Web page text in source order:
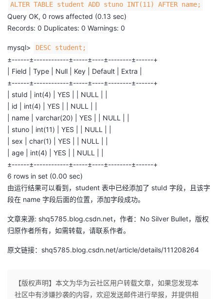
ALTER TABLE student ADD stuno INT(11) AFTER name;
Query OK, 0 rows affected (0.13 sec)
Records: 0 Duplicates: 0 Warnings: 0
mysql> DESC student;
±------±------------±-----±----±--------±------+
| Field | Type | Null | Key | Default | Extra |
±------±------------±-----±----±--------±------+
| stuId | int(4) | YES | | NULL | |
| id | int(4) | YES | | NULL | |
| name | varchar(20) | YES | | NULL | |
| stuno | int(11) | YES | | NULL | |
| sex | char(1) | YES | | NULL | |
| age | int(4) | YES | | NULL | |
±------±------------±-----±----±--------±------+
6 rows in set (0.00 sec)
由运行结果可以看到，student 表中已经添加了 stuId 字段，且该字
段在 name 字段后面的位置，添加字段成功。
文章来源: shq5785.blog.csdn.net，作者：No Silver Bullet，版权
归原作者所有，如需转载，请联系作者。
原文链接：shq5785.blog.csdn.net/article/details/111208264
【版权声明】本文为华为云社区用户转载文章，如果您发现本
社区中有涉嫌抄袭的内容，欢迎发送邮件进行举报，并提供相